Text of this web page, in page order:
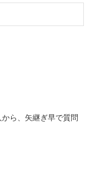
ら、矢継ぎ早で質問